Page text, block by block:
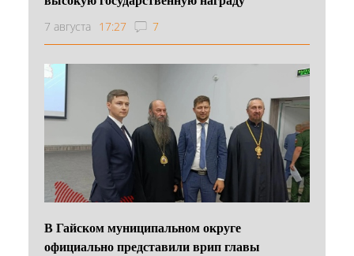
7 августа 17:27 7
В Гайском муниципальном округе
официально представили врип главы